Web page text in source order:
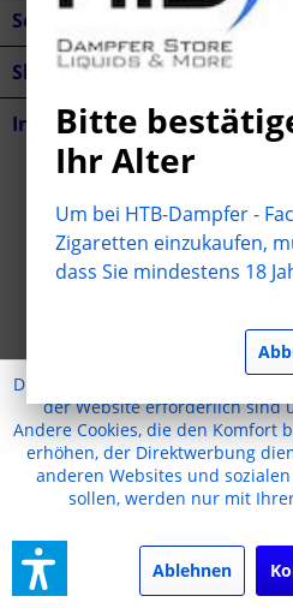
Service Hotline
Shop Service
Informationen
Cookie-Einstellungen
Versand und
Realisiert mit
Diese Website benutzt Cookies,
der Website erforderlich sind
Andere Cookies, die den Komfort
erhöhen, der Direktwerbung
anderen Websites und
sollen, werden nur mit
Ablehnen
Bitte
Ihr Alter
Um bei HTB-Dampfer -
Zigaretten einzukaufen,
dass Sie mindestens 18